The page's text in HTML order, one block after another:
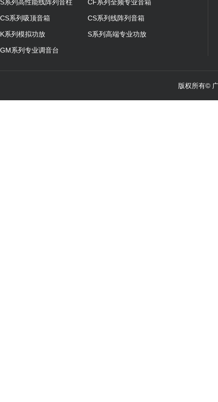
S系列高性能线阵列音柱 CF系列全频专业音箱
CS系列吸顶音箱 CS系列线阵列音箱
K系列模拟功放 S系列高端专业功放
GM系列专业调音台
版权所有©